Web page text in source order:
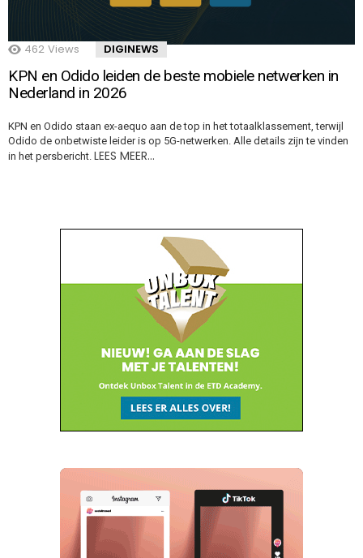
462 Views DIGINEWS
KPN en Odido leiden de beste mobiele netwerken in
Nederland in 2026
KPN en Odido staan ex-aequo aan de top in het totaalklassement, terwijl
Odido de onbetwiste leider is op 5G-netwerken. Alle details zijn te vinden
in het persbericht. LEES MEER…